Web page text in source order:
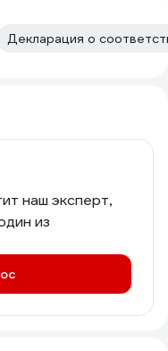
Декларация о
наш эксперт,
из